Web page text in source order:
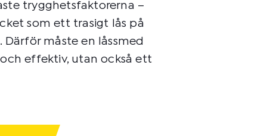
trygghetsfaktorerna –
som ett trasigt lås på
måste en låssmed
effektiv, utan också ett